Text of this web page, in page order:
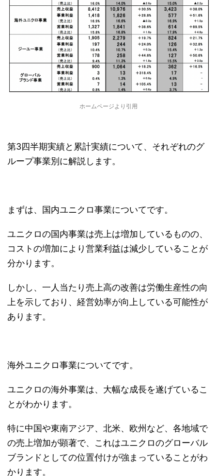
ホームページより引用
第3四半期実績と累計実績について、それぞれのグ
ループ事業別に解説します。
まずは、国内ユニクロ事業についてです。
ユニクロの国内事業は売上は増加しているものの、
コストの増加により営業利益は減少していることが
分かります。
しかし、一人当たり売上高の改善は労働生産性の向
上を示しており、経営効率が向上している可能性が
あります。
海外ユニクロ事業についてです。
ユニクロの海外事業は、大幅な成長を遂げているこ
とがわかります。
特に中国や東南アジア、北米、欧州など、各地域で
の売上増加が顕著で、これはユニクロのグローバル
ブランドとしての位置付けが強まっていることがわ
かります。